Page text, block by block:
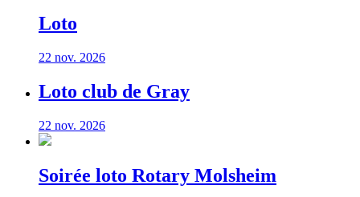
Loto
22 nov. 2026
Loto club de Gray
22 nov. 2026
Soirée loto Rotary Molsheim